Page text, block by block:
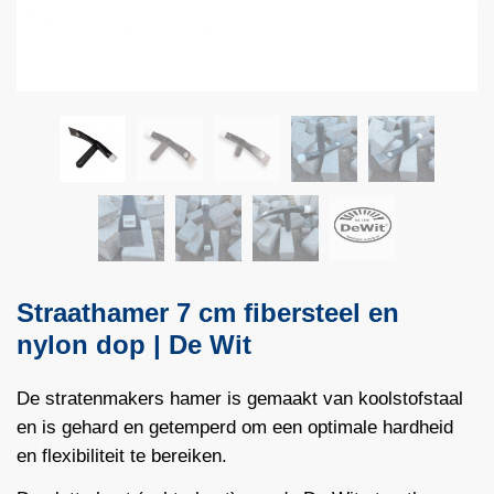
Straathamer 7 cm fibersteel en
nylon dop | De Wit
De stratenmakers hamer is gemaakt van koolstofstaal
en is gehard en getemperd om een optimale hardheid
en flexibiliteit te bereiken.